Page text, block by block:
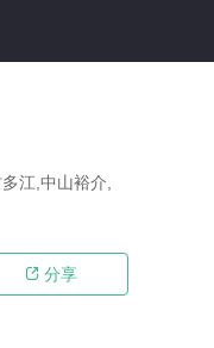
江,中山裕介,
 分享